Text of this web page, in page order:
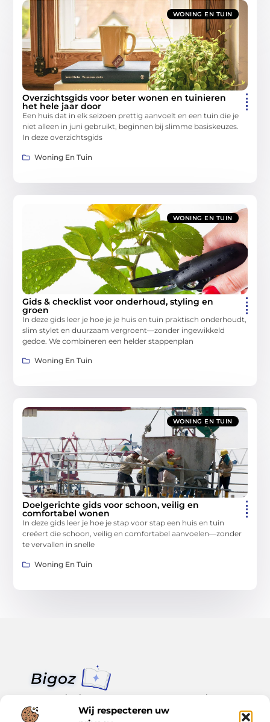
Wij respecteren uw
WONING EN TUIN
Overzichtsgids voor beter wonen en tuinieren
het hele jaar door
Een huis dat in elk seizoen prettig aanvoelt en een tuin die je
niet alleen in juni gebruikt, beginnen bij slimme basiskeuzes.
In deze overzichtsgids
Woning En Tuin
WONING EN TUIN
Gids & checklist voor onderhoud, styling en
groen
In deze gids leer je hoe je je huis en tuin praktisch onderhoudt,
slim stylet en duurzaam vergroent—zonder ingewikkeld
gedoe. We combineren een helder stappenplan
Woning En Tuin
WONING EN TUIN
Doelgerichte gids voor schoon, veilig en
comfortabel wonen
In deze gids leer je hoe je stap voor stap een huis en tuin
creëert die schoon, veilig en comfortabel aanvoelen—zonder
te vervallen in snelle
Woning En Tuin
Van klein nieuws tot grote trends – alles op Bigoz.nl.
Lees inspirerende blogs en artikelen over het dagelijks leven,
actualiteit en meer.